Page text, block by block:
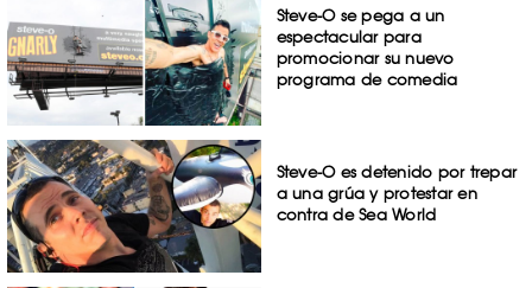
Steve-O se pega a un
espectacular para
promocionar su nuevo
programa de comedia
Steve-O es detenido por trepar
a una grúa y protestar en
contra de Sea World